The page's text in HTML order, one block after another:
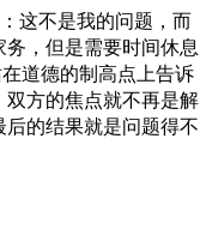
这不是我的问题，而
，但是需要时间休息
道德的制高点上告诉
方的焦点就不再是解
的结果就是问题得不